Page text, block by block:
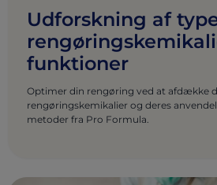
Udforskning af
funktioner
Optimer din rengøring ved at afdække
rengøringskemikalier og deres
metoder fra Pro Formula.